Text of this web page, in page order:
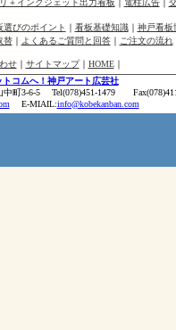
＋インクジェット出力看板 電柱広告｜
選びのポイント ｜ 看板基礎知識 ｜ 神戸看板
替｜ よくあるご質問と回答｜ ご注文の流れ
せ｜ サイトマップ｜ HOME｜
コムへ！神戸アート広芸社
中町3-6-5 Tel(078)451-1479
E-MIAIL:info@kobekanban.com